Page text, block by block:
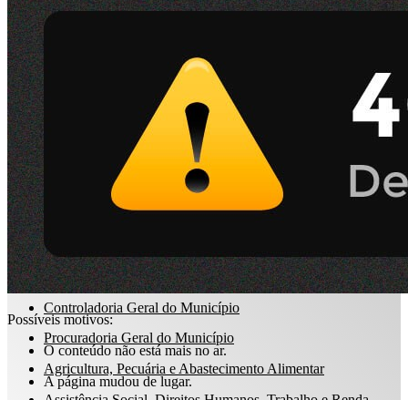
Dados
abertos
ARQUIVO XML
RSS
Perguntas
frequentes
e-Sic
Acompanhamento de Obras Públicas
Emissão Nota Fiscal de Serviços Eletrônica
Boletim Meteorológico
Mapa Meteorológico
Feriados e Pontos Facultativos
Estrutura Administrativa
Competências
Prefeitura Municipal
Controladoria Geral do Município
Procuradoria Geral do Município
Agricultura, Pecuária e Abastecimento Alimentar
Possíveis motivos:
O conteúdo não está mais no ar.
A página mudou de lugar.